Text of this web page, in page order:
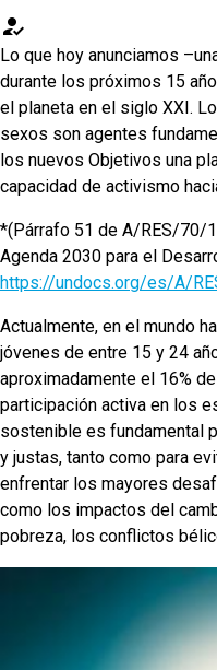
how_to_reg
Lo que hoy anunciamos
durante los próximos 15
el planeta en el siglo XXI.
sexos son agentes
los nuevos Objetivos una
capacidad de activismo
*(Párrafo 51 de A/RES/70/
Agenda 2030 para el
https://undocs.org/es/A/
Actualmente, en el mundo
jóvenes de entre 15 y 24
aproximadamente el 16%
participación activa en los
sostenible es fundamental
y justas, tanto como para
enfrentar los mayores
como los impactos del
pobreza, los conflictos